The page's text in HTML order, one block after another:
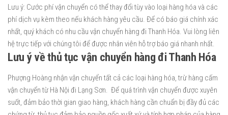
Lưu ý: Cước phí vận chuyển có thể thay đổi tùy vào loại hàng hóa và các
phí dịch vụ kèm theo nếu khách hàng yêu cầu. Để có báo giá chính xác
nhất, quý khách có nhu cầu vận chuyển hàng đi Thanh Hóa. Vui lòng liên
hệ trực tiếp với chúng tôi để được nhân viên hỗ trợ báo giá nhanh nhất.
Lưu ý về thủ tục vận chuyển hàng đi Thanh Hóa
Phượng Hoàng nhận vận chuyển tất cả các loại hàng hóa, trừ hàng cấm
vận chuyển từ Hà Nội đi Lạng Sơn. Để quá trình vận chuyển được xuyên
suốt, đảm bảo thời gian giao hàng, khách hàng cần chuẩn bị đầy đủ các